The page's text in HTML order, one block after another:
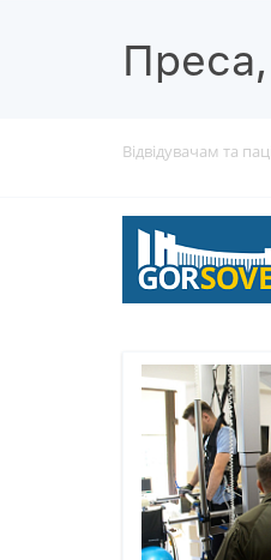
Відвідувачам та